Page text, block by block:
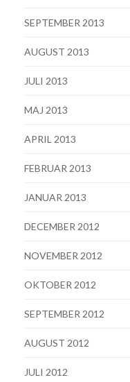
SEPTEMBER 2013
AUGUST 2013
JULI 2013
MAJ 2013
APRIL 2013
FEBRUAR 2013
JANUAR 2013
DECEMBER 2012
NOVEMBER 2012
OKTOBER 2012
SEPTEMBER 2012
AUGUST 2012
JULI 2012